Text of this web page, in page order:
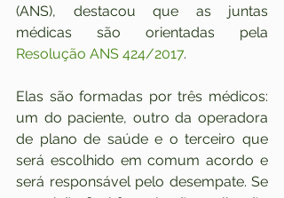
(ANS), destacou que as juntas
Resolução ANS 424/2017.
Elas são formadas por três médicos:
um do paciente, outro da operadora
de plano de saúde e o terceiro que
será escolhido em comum acordo e
será responsável pelo desempate. Se